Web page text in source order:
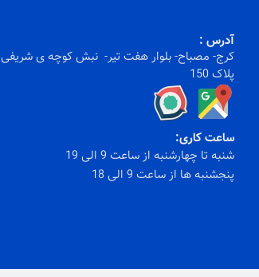
آدرس :
کرج- مصباح- بلوار هفت تیر- نبش کوچه ی شریفی
پلاک 150
ساعت کاری:
شنبه تا چهارشنبه از ساعت 9 الی 19
پنجشنبه ها از ساعت 9 الی 18